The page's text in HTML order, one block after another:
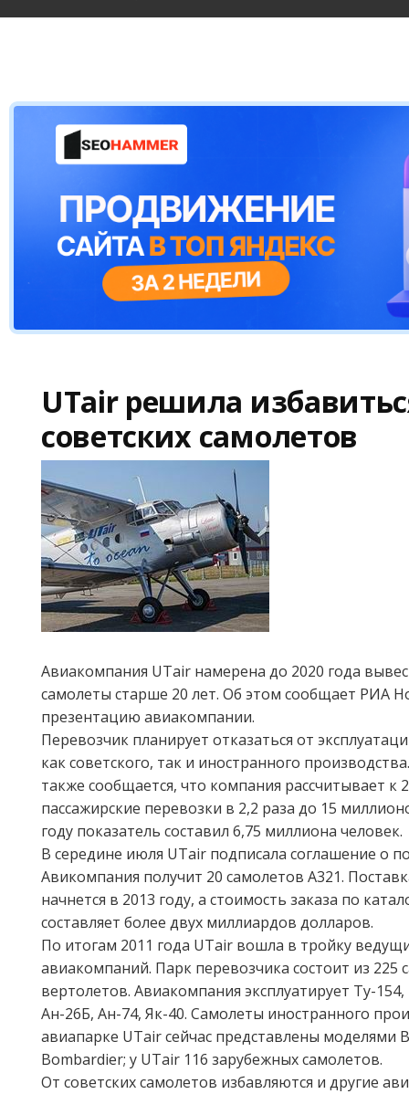
UTair решила
советских самолетов
Авиакомпания UTаir намерена до 2020 года
самолеты старше 20 лет. Об этом сообщает РИА
презентацию авиакомпании.
Перевозчик планирует отказаться от
как советского, так и иностранного
также сообщается, что компания рассчитывает к
пассажирские перевозки в 2,2 раза до 15
году показатель составил 6,75 миллиона человек.
В середине июля UTаir подписала соглашение о
Авикомпания получит 20 самолетов А321.
начнется в 2013 году, а стоимость заказа по
составляет более двух миллиардов долларов.
По итогам 2011 года UTаir вошла в тройку
авиакомпаний. Парк перевозчика состоит из 225
вертолетов. Авиакомпания эксплуатирует Ту-
Ан-26Б, Ан-74, Як-40. Самолеты иностранного
авиапарке UTаir сейчас представлены моделями
Bombardier; у UTаir 116 зарубежных самолетов.
От советских самолетов избавляются и другие